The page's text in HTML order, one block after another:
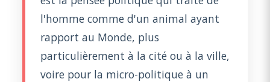
l'homme comme d'un animal ayant
rapport au Monde, plus
particulièrement à la cité ou à la ville,
voire pour la micro-politique à un